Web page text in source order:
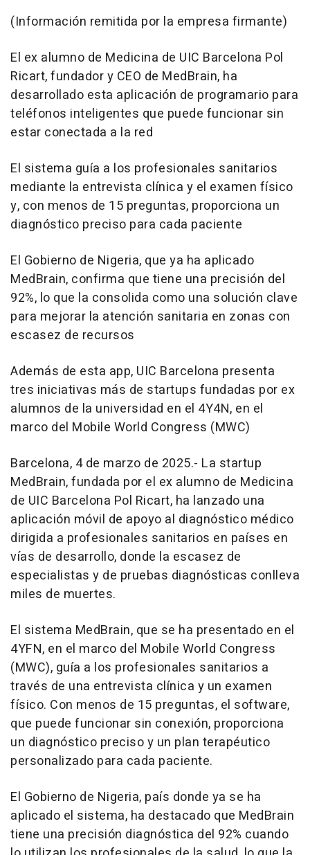
(Información remitida por la empresa firmante)
El ex alumno de Medicina de UIC Barcelona Pol
Ricart, fundador y CEO de MedBrain, ha
desarrollado esta aplicación de programario para
teléfonos inteligentes que puede funcionar sin
estar conectada a la red
El sistema guía a los profesionales sanitarios
mediante la entrevista clínica y el examen físico
y, con menos de 15 preguntas, proporciona un
diagnóstico preciso para cada paciente
El Gobierno de Nigeria, que ya ha aplicado
MedBrain, confirma que tiene una precisión del
92%, lo que la consolida como una solución clave
para mejorar la atención sanitaria en zonas con
escasez de recursos
Además de esta app, UIC Barcelona presenta
tres iniciativas más de startups fundadas por ex
alumnos de la universidad en el 4Y4N, en el
marco del Mobile World Congress (MWC)
Barcelona, 4 de marzo de 2025.- La startup
MedBrain, fundada por el ex alumno de Medicina
de UIC Barcelona Pol Ricart, ha lanzado una
aplicación móvil de apoyo al diagnóstico médico
dirigida a profesionales sanitarios en países en
vías de desarrollo, donde la escasez de
especialistas y de pruebas diagnósticas conlleva
miles de muertes.
El sistema MedBrain, que se ha presentado en el
4YFN, en el marco del Mobile World Congress
(MWC), guía a los profesionales sanitarios a
través de una entrevista clínica y un examen
físico. Con menos de 15 preguntas, el software,
que puede funcionar sin conexión, proporciona
un diagnóstico preciso y un plan terapéutico
personalizado para cada paciente.
El Gobierno de Nigeria, país donde ya se ha
aplicado el sistema, ha destacado que MedBrain
tiene una precisión diagnóstica del 92% cuando